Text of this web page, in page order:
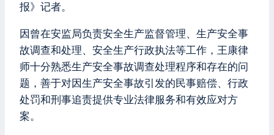
报》记者。
因曾在安监局负责安全生产监督管理、生产安全事
故调查和处理、安全生产行政执法等工作，王康律
师十分熟悉生产安全事故调查处理程序和存在的问
题，善于对因生产安全事故引发的民事赔偿、行政
处罚和刑事追责提供专业法律服务和有效应对方
案。